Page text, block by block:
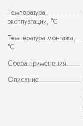
Температура
эксплуатации, °С
Температура монтажа,
°С
Сфера применения
Описание